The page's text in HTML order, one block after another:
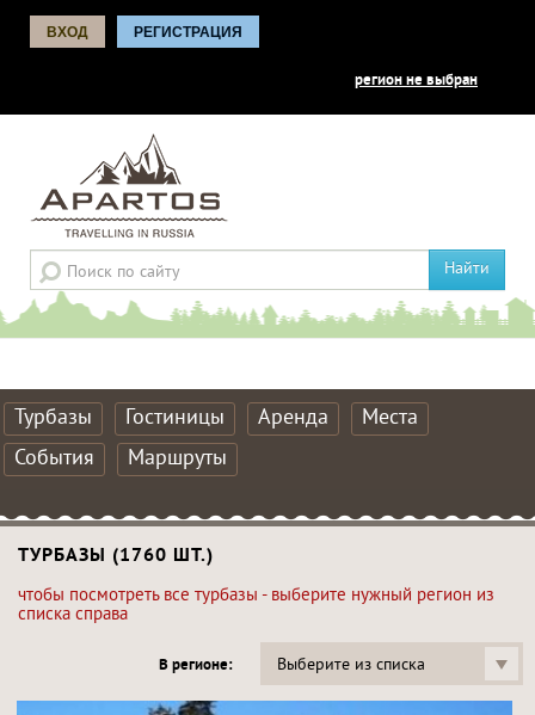
ВХОД РЕГИСТРАЦИЯ
регион не выбран
Найти
Турбазы Гостиницы Аренда
Места
События
Маршруты
ТУРБАЗЫ (1760 ШТ.)
чтобы посмотреть все турбазы - выберите нужный регион из
списка справа
В регионе: Выберите из списка